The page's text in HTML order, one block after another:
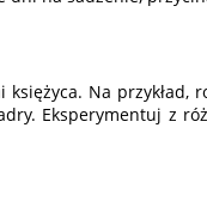
Na przykład,
Eksperymentuj z